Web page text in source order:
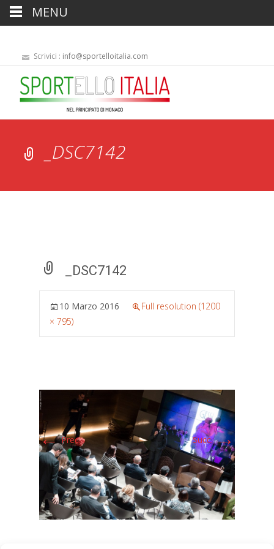
Scrivici : info@sportelloitalia.com
_DSC7142
_DSC7142
10 Marzo 2016
Full resolution (1200
× 795)
←Prec. Succ.→
MENU